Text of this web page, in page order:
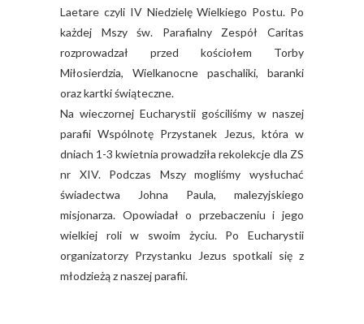
Laetare czyli IV Niedzielę Wielkiego Postu. Po
każdej Mszy św. Parafialny Zespół Caritas
rozprowadzał przed kościołem Torby
Miłosierdzia, Wielkanocne paschaliki, baranki
oraz kartki świąteczne.
Na wieczornej Eucharystii gościliśmy w naszej
parafii Wspólnotę Przystanek Jezus, która w
dniach 1-3 kwietnia prowadziła rekolekcje dla ZS
nr XIV. Podczas Mszy mogliśmy wysłuchać
świadectwa Johna Paula, malezyjskiego
misjonarza. Opowiadał o przebaczeniu i jego
wielkiej roli w swoim życiu. Po Eucharystii
organizatorzy Przystanku Jezus spotkali się z
młodzieżą z naszej parafii.